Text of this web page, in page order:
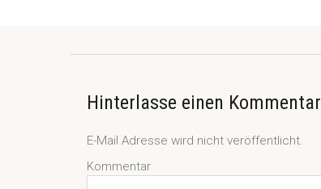
Hinterlasse einen Kommentar
E-Mail Adresse wird nicht veröffentlicht.
Kommentar